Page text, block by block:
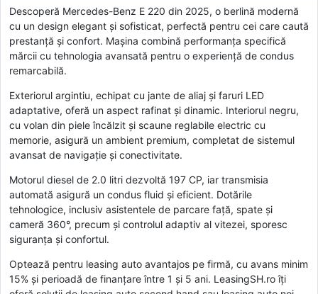
Descoperă Mercedes-Benz E 220 din 2025, o berlină modernă
cu un design elegant și sofisticat, perfectă pentru cei care caută
prestanță și confort. Mașina combină performanța specifică
mărcii cu tehnologia avansată pentru o experiență de condus
remarcabilă.
Exteriorul argintiu, echipat cu jante de aliaj și faruri LED
adaptative, oferă un aspect rafinat și dinamic. Interiorul negru,
cu volan din piele încălzit și scaune reglabile electric cu
memorie, asigură un ambient premium, completat de sistemul
avansat de navigație și conectivitate.
Motorul diesel de 2.0 litri dezvoltă 197 CP, iar transmisia
automată asigură un condus fluid și eficient. Dotările
tehnologice, inclusiv asistentele de parcare față, spate și
cameră 360°, precum și controlul adaptiv al vitezei, sporesc
siguranța și confortul.
Optează pentru leasing auto avantajos pe firmă, cu avans minim
15% și perioadă de finanțare între 1 și 5 ani. LeasingSH.ro îți